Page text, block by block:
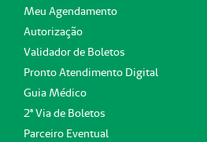
Meu Agendamento
Autorização
Validador de Boletos
Pronto Atendimento Digital
Guia Médico
2ª Via de Boletos
Parceiro Eventual